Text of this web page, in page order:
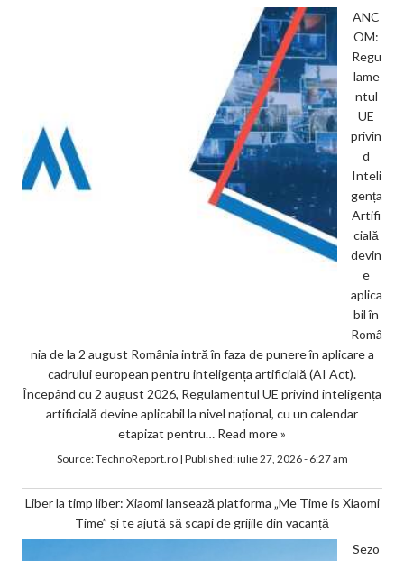
ANC
OM:
Regu
lame
ntul
UE
privin
d
Inteli
gența
Artifi
cială
devin
e
aplica
bil în
Româ
nia de la 2 august România intră în faza de punere în aplicare a
cadrului european pentru inteligența artificială (AI Act).
Începând cu 2 august 2026, Regulamentul UE privind inteligența
artificială devine aplicabil la nivel național, cu un calendar
etapizat pentru… Read more »
Source:TechnoReport.ro| Published:iulie 27, 2026 - 6:27 am
Liber la timp liber: Xiaomi lansează platforma „Me Time is Xiaomi
Time” și te ajută să scapi de grijile din vacanță
Sezo